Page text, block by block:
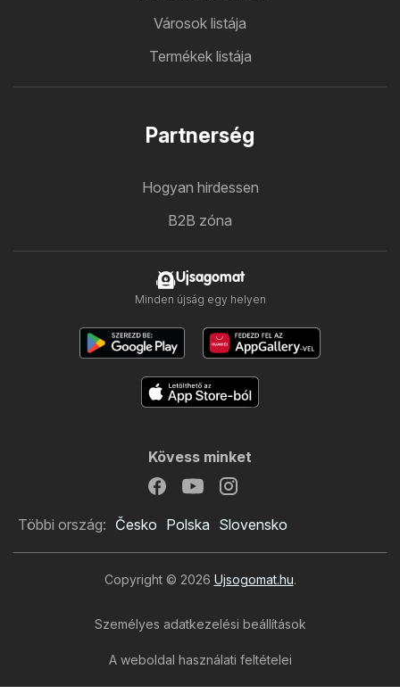
Városok listája
Termékek listája
Partnerség
Hogyan hirdessen
B2B zóna
Ujsagomat
Minden újság egy helyen
Kövess minket
Többi ország: Česko Polska Slovensko
Copyright © 2026 Ujsogomat.hu.
Személyes adatkezelési beállítások
A weboldal használati feltételei